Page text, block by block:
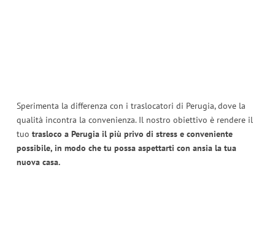
Sperimenta la differenza con i traslocatori di Perugia, dove la
qualità incontra la convenienza. Il nostro obiettivo è rendere il
tuo trasloco a Perugia il più privo di stress e conveniente
possibile, in modo che tu possa aspettarti con ansia la tua
nuova casa.